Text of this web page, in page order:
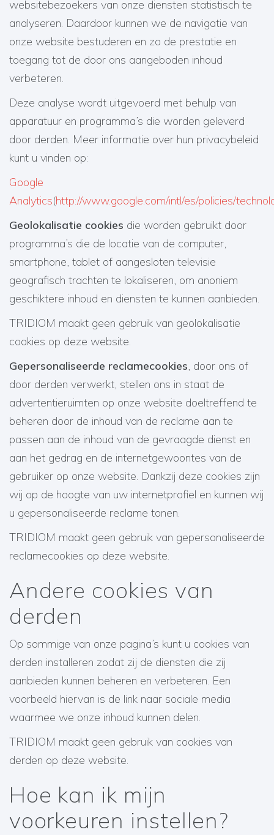
websitebezoekers van onze diensten statistisch te
analyseren. Daardoor kunnen we de navigatie van
onze website bestuderen en zo de prestatie en
toegang tot de door ons aangeboden inhoud
verbeteren.
Deze analyse wordt uitgevoerd met behulp van
apparatuur en programma’s die worden geleverd
door derden. Meer informatie over hun privacybeleid
kunt u vinden op:
Google
Analytics(http://www.google.com/intl/es/policies/
Geolokalisatie cookies die worden gebruikt door
programma’s die de locatie van de computer,
smartphone, tablet of aangesloten televisie
geografisch trachten te lokaliseren, om anoniem
geschiktere inhoud en diensten te kunnen aanbieden.
TRIDIOM maakt geen gebruik van geolokalisatie
cookies op deze website.
Gepersonaliseerde reclamecookies, door ons of
door derden verwerkt, stellen ons in staat de
advertentieruimten op onze website doeltreffend te
beheren door de inhoud van de reclame aan te
passen aan de inhoud van de gevraagde dienst en
aan het gedrag en de internetgewoontes van de
gebruiker op onze website. Dankzij deze cookies zijn
wij op de hoogte van uw internetprofiel en kunnen wij
u gepersonaliseerde reclame tonen.
TRIDIOM maakt geen gebruik van gepersonaliseerde
reclamecookies op deze website.
Andere cookies van
derden
Op sommige van onze pagina’s kunt u cookies van
derden installeren zodat zij de diensten die zij
aanbieden kunnen beheren en verbeteren. Een
voorbeeld hiervan is de link naar sociale media
waarmee we onze inhoud kunnen delen.
TRIDIOM maakt geen gebruik van cookies van
derden op deze website.
Hoe kan ik mijn
voorkeuren instellen?